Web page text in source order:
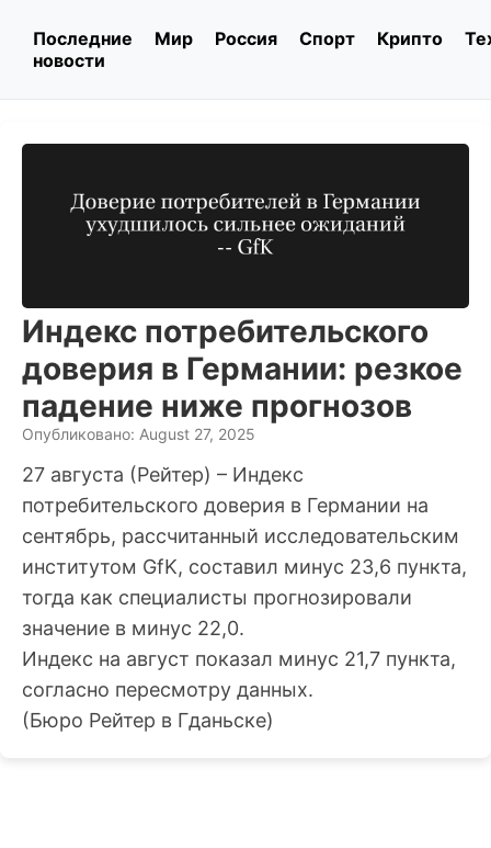
Последние
новости
Мир Россия Спорт Крипто
Индекс потребительского
доверия в Германии: резкое
падение ниже прогнозов
Опубликовано: August 27, 2025
27 августа (Рейтер) – Индекс
потребительского доверия в Германии на
сентябрь, рассчитанный исследовательским
институтом GfK, составил минус 23,6 пункта,
тогда как специалисты прогнозировали
значение в минус 22,0.
Индекс на август показал минус 21,7 пункта,
согласно пересмотру данных.
(Бюро Рейтер в Гданьске)